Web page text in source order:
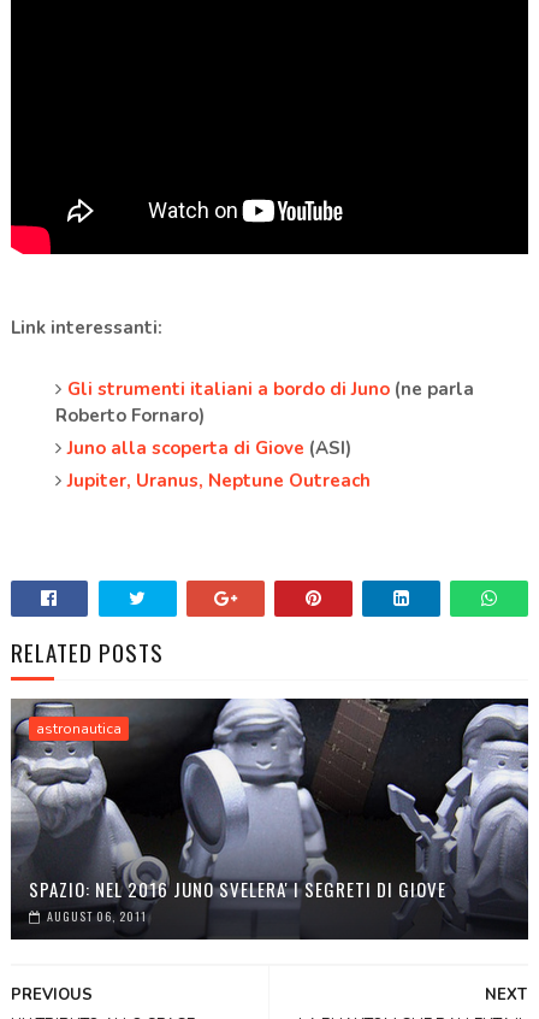
Link interessanti:
Gli strumenti italiani a bordo di Juno (ne parla
Roberto Fornaro)
Juno alla scoperta di Giove (ASI)
Jupiter, Uranus, Neptune Outreach
RELATED POSTS
astronautica
SPAZIO: NEL 2016 JUNO SVELERA' I SEGRETI DI GIOVE
AUGUST 06, 2011
NEXT
PREVIOUS